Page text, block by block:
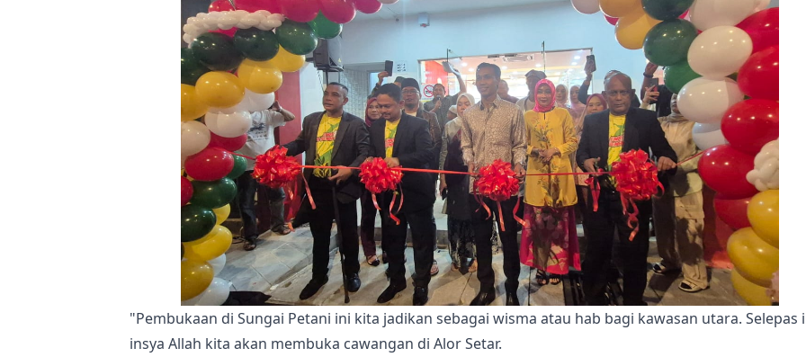
"Pembukaan di Sungai Petani ini kita jadikan sebagai wisma atau hab bagi kawasan utara. Selepas
insya Allah kita akan membuka cawangan di Alor Setar.